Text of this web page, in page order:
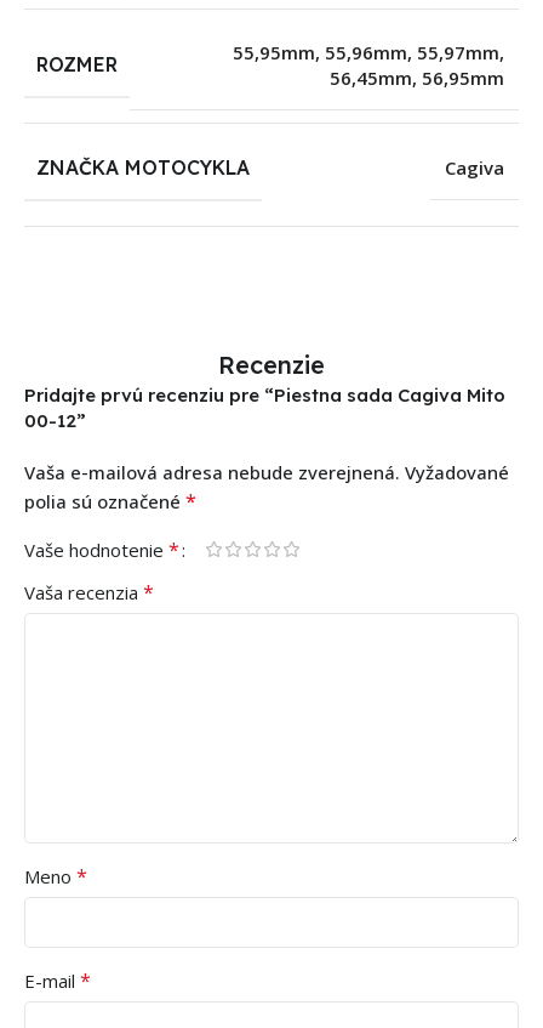
ROZMER
55,95mm, 55,96mm, 55,97mm,
56,45mm, 56,95mm
ZNAČKA MOTOCYKLA Cagiva
Recenzie
Pridajte prvú recenziu pre “Piestna sada Cagiva Mito
00-12”
Vaša e-mailová adresa nebude zverejnená. Vyžadované
polia sú označené *
Vaše hodnotenie *
Vaša recenzia *
Meno *
E-mail *